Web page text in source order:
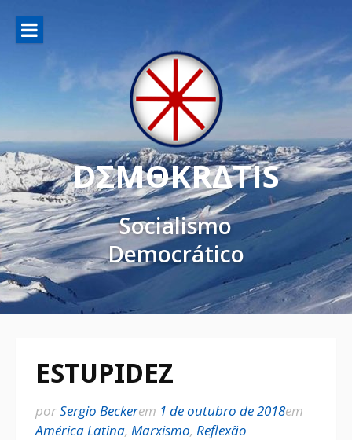
DΣMΘKRΔTIS
Socialismo
Democrático
ESTUPIDEZ
porSergio Beckerem 1 de outubro de 2018em
América Latina, Marxismo, Reflexão